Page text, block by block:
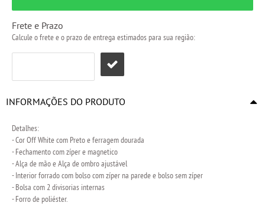
Frete e Prazo
Calcule o frete e o prazo de entrega estimados para sua região:
INFORMAÇÕES DO PRODUTO
Detalhes:
- Cor Off White com Preto e ferragem dourada
- Fechamento com zíper e magnetico
- Alça de mão e Alça de ombro ajustável
- Interior forrado com bolso com zíper na parede e bolso sem zíper
- Bolsa com 2 divisorias internas
- Forro de poliéster.